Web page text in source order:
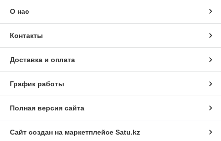
О нас
Контакты
Доставка и оплата
График работы
Полная версия сайта
Сайт создан на маркетплейсе Satu.kz